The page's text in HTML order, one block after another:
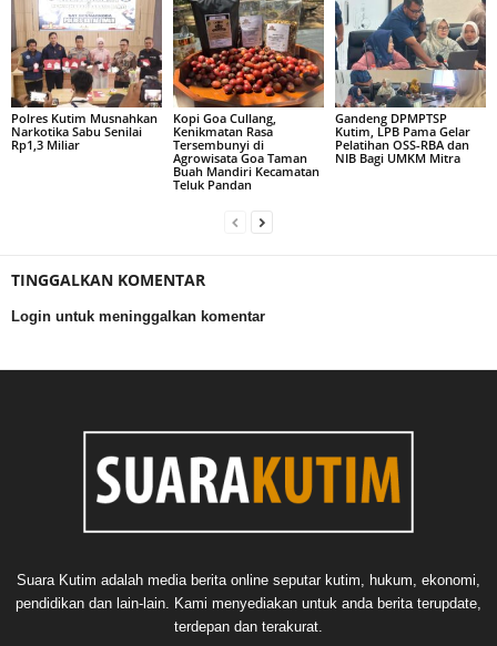
Polres Kutim Musnahkan
Narkotika Sabu Senilai
Rp1,3 Miliar
Kopi Goa Cullang,
Kenikmatan Rasa
Tersembunyi di
Agrowisata Goa Taman
Buah Mandiri Kecamatan
Teluk Pandan
Gandeng DPMPTSP
Kutim, LPB Pama Gelar
Pelatihan OSS-RBA dan
NIB Bagi UMKM Mitra
TINGGALKAN KOMENTAR
Login untuk meninggalkan komentar
Suara Kutim adalah media berita online seputar kutim, hukum, ekonomi,
pendidikan dan lain-lain. Kami menyediakan untuk anda berita terupdate,
terdepan dan terakurat.